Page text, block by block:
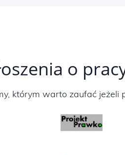
o
którym warto zaufać jeżeli